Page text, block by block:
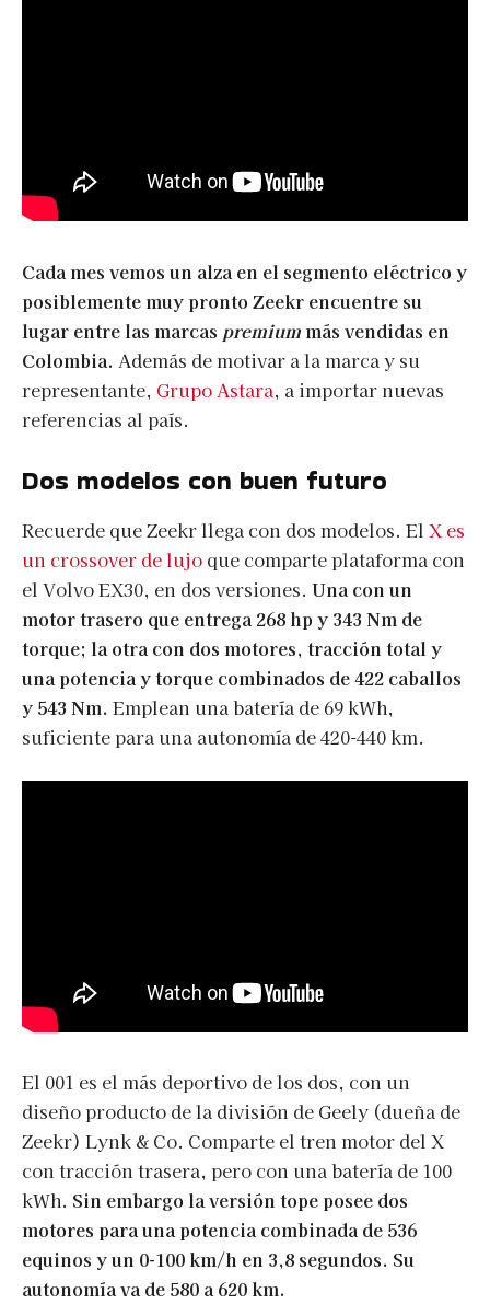
Cada mes vemos un alza en el segmento eléctrico y
posiblemente muy pronto Zeekr encuentre su
lugar entre las marcas premiummás vendidas en
Colombia. Además de motivar a la marca y su
representante, Grupo Astara, a importar nuevas
referencias al país.
Dos modelos con buen futuro
Recuerde que Zeekr llega con dos modelos. El X es
un crossover de lujo que comparte plataforma con
el Volvo EX30, en dos versiones. Una con un
motor trasero que entrega 268 hp y 343 Nm de
torque; la otra con dos motores, tracción total y
una potencia y torque combinados de 422 caballos
y 543 Nm. Emplean una batería de 69 kWh,
suficiente para una autonomía de 420-440 km.
El 001 es el más deportivo de los dos, con un
diseño producto de la división de Geely (dueña de
Zeekr) Lynk & Co. Comparte el tren motor del X
con tracción trasera, pero con una batería de 100
kWh. Sin embargo la versión tope posee dos
motores para una potencia combinada de 536
equinos y un 0-100 km/h en 3,8 segundos. Su
autonomía va de 580 a 620 km.